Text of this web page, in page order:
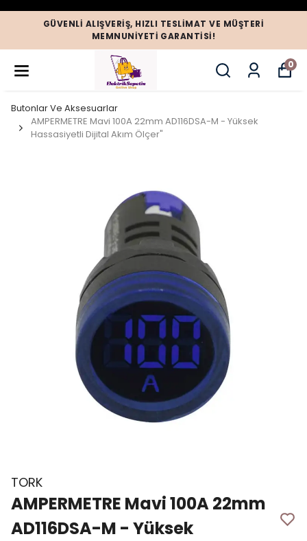
GÜVENLI ALIŞVERIŞ, HIZLI TESLIMAT VE MÜŞTERI
MEMNUNIYETI GARANTISI!
0
Butonlar Ve Aksesuarlar
AMPERMETRE Mavi 100A 22mm AD116DSA-M - Yüksek
Hassasiyetli Dijital Akım Ölçer"
TORK
AMPERMETRE Mavi 100A 22mm
AD116DSA-M - Yüksek